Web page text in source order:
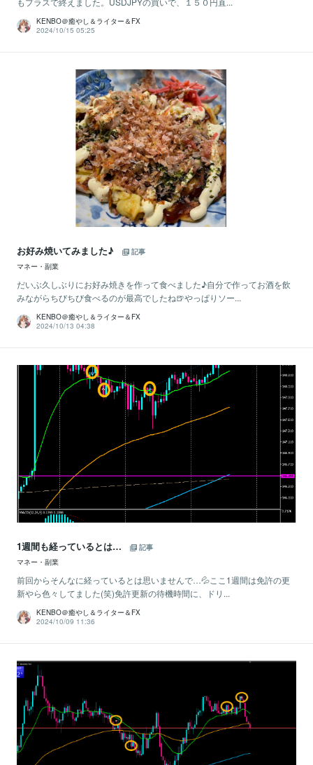
KENBO＠癒やし＆ライター＆FX
2024/10/15 05:25
お好み焼いてみました♪
記事
マネー・副業
だいぶ久しぶりにお好み焼きを作って食べました♪自分で作ってお酒を飲
みながらちびちび食べるのが最高でしたね🍺やっぱりソー...
KENBO＠癒やし＆ライター＆FX
2024/10/13 04:38
1週間も経っているとは…
記事
マネー・副業
前回からそんなに経っているとは思いませんで…💦ここ1週間は免許の更
新やら色々してました(笑)免許更新の待機時間に、ドリ...
KENBO＠癒やし＆ライター＆FX
2024/10/09 11:36